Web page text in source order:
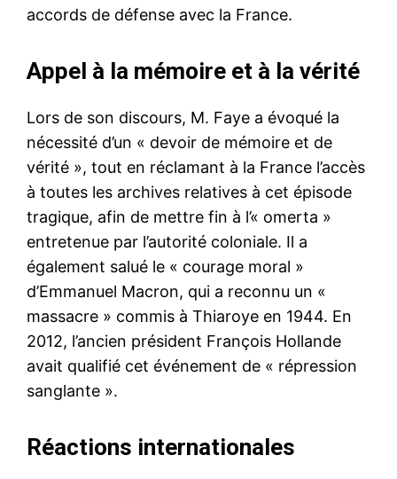
accords de défense avec la France.
Appel à la mémoire et à la vérité
Lors de son discours, M. Faye a évoqué la
nécessité d’un « devoir de mémoire et de
vérité », tout en réclamant à la France l’accès
à toutes les archives relatives à cet épisode
tragique, afin de mettre fin à l’« omerta »
entretenue par l’autorité coloniale. Il a
également salué le « courage moral »
d’Emmanuel Macron, qui a reconnu un «
massacre » commis à Thiaroye en 1944. En
2012, l’ancien président François Hollande
avait qualifié cet événement de « répression
sanglante ».
Réactions internationales